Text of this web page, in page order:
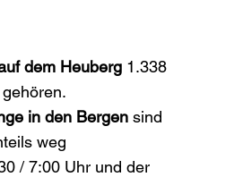
dem Heuberg 1.338
in den Bergen sind
weg
/ 7:00 Uhr und der